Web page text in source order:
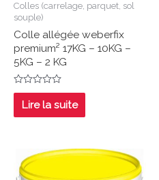
Colles (carrelage, parquet, sol
souple)
Colle allégée weberfix
premium² 17KG – 10KG –
5KG – 2 KG
Note
sur
5
Lire la suite